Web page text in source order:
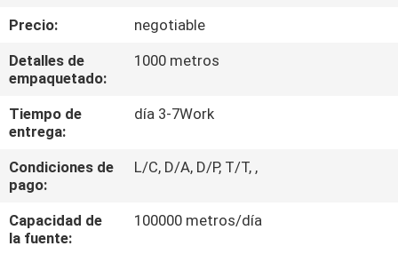
DE
CALIDAD
ÉNTRENOS
CONTACTO
CON
Precio:
negotiable
Detalles de
empaquetado:
1000 metros
Tiempo de
entrega:
día 3-7Work
Condiciones de
pago:
L/C, D/A, D/P, T/T, ,
Capacidad de
la fuente:
100000 metros/día